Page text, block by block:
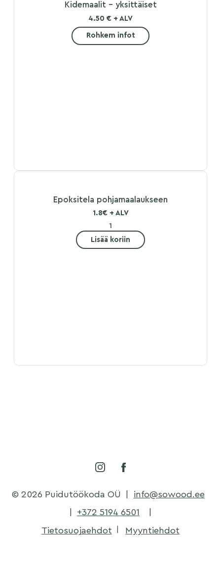
Kidemaalit – yksittäiset
4.50 € + ALV
Rohkem infot
Epoksitela pohjamaalaukseen
1.8€ + ALV
Lisää koriin
© 2026 Puidutöökoda OÜ
info@sowood.ee
+372 5194 6501
Tietosuojaehdot
Myyntiehdot